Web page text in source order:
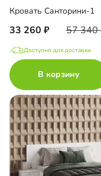
Кровать Санторини-1
33 260 57 340
Доступно для доставки
В корзину